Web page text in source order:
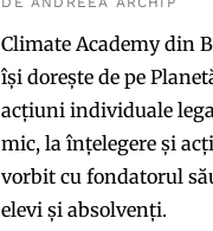
Climate Academy din
își dorește de pe
acțiuni individuale
mic, la înțelegere și
vorbit cu fondatorul
elevi și absolvenți.